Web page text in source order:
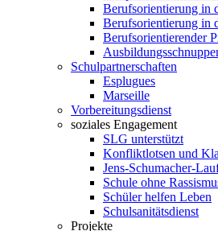
Berufsorientierung in
Berufsorientierung in
Berufsorientierender
Schulpartnerschaften
Esplugues
Marseille
Vorbereitungsdienst
soziales Engagement
SLG unterstützt
Konfliktlotsen und
Jens-Schumacher-
Schule ohne
Schüler helfen Leben
Schulsanitätsdienst
Projekte